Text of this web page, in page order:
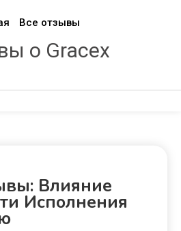
Все отзывы
о Gracex
Влияние
Исполнения